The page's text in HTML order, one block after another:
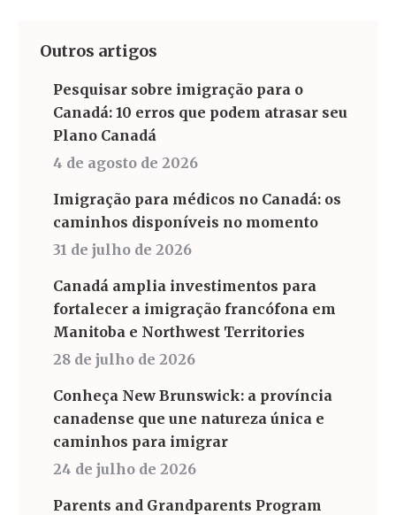
Outros artigos
Pesquisar sobre imigração para o
Canadá: 10 erros que podem atrasar seu
Plano Canadá
4 de agosto de 2026
Imigração para médicos no Canadá: os
caminhos disponíveis no momento
31 de julho de 2026
Canadá amplia investimentos para
fortalecer a imigração francófona em
Manitoba e Northwest Territories
28 de julho de 2026
Conheça New Brunswick: a província
canadense que une natureza única e
caminhos para imigrar
24 de julho de 2026
Parents and Grandparents Program